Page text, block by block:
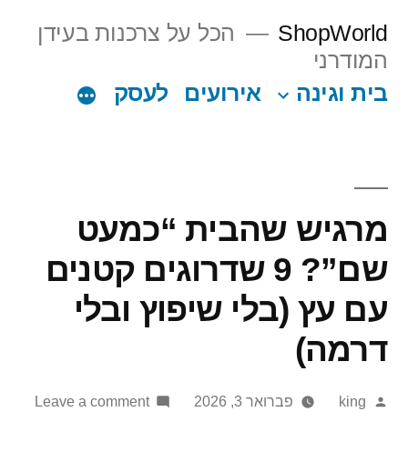
content
ShopWorld
הכל על צרכנות בעידן
המודרני
בית וגינה
אירועים לעסק
מרגיש שהבית “כמעט
שם”? 9 שדרוגים קטנים
עם עץ (בלי שיפוץ ובלי
דרמה)
Posted
king פברואר 3, 2026 Leave a comment